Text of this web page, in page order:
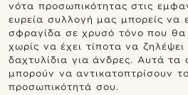
νότα προσωπικότητας στις
ευρεία συλλογή μας μπορείς να
σφραγίδα σε χρυσό τόνο που θα
χωρίς να έχει τίποτα να
δαχτυλίδια για άνδρες. Αυτά τα
μπορούν να αντικατοπτρίσουν
προσωπικότητά σου.